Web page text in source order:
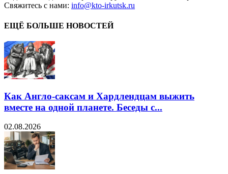
Свяжитесь с нами: info@kto-irkutsk.ru
ЕЩЁ БОЛЬШЕ НОВОСТЕЙ
Как Англо-саксам и Хардлендцам выжить
вместе на одной планете. Беседы с...
02.08.2026